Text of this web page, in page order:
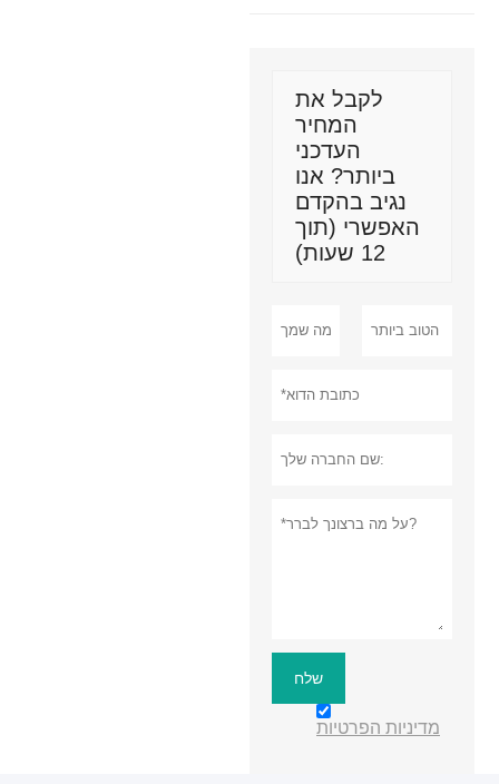
לקבל את
המחיר
העדכני
ביותר? אנו
נגיב בהקדם
האפשרי (תוך
12 שעות)
שלח
מדיניות הפרטיות